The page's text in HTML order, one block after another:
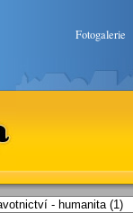
Fotogalerie